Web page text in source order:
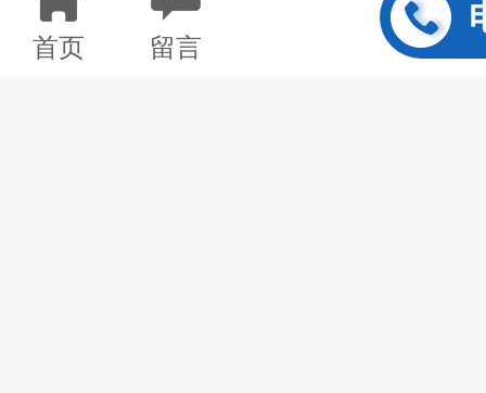
1. 工业余热回收场景
核心需求：高温尾气热量
首页 留言